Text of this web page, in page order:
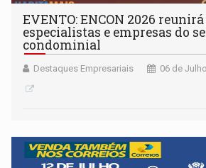
EVENTO: ENCON 2026
especialistas e empresas do
condominial
Destaques Empresariais 06 de